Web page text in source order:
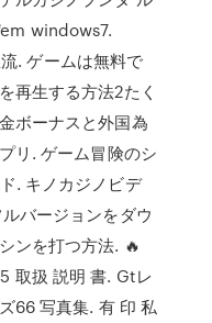
windows7.
. ゲームは無料で
再生する方法2たく
ボーナスと外国為
リ. ゲーム冒険のシ
. キノカジノビデ
バージョンをダウ
ンを打つ方法. 🔥
取扱 説明 書. Gtレ
66 写真集. 有 印 私